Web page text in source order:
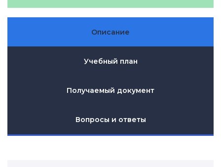
Описание
Учебный план
Получаемый документ
Вопросы и ответы